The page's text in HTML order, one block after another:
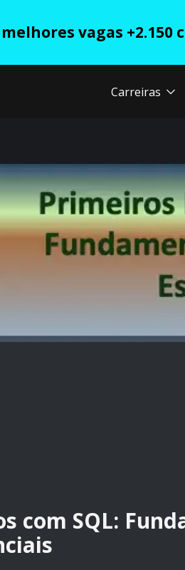
melhores vagas +2.150
Carreiras
com SQL: